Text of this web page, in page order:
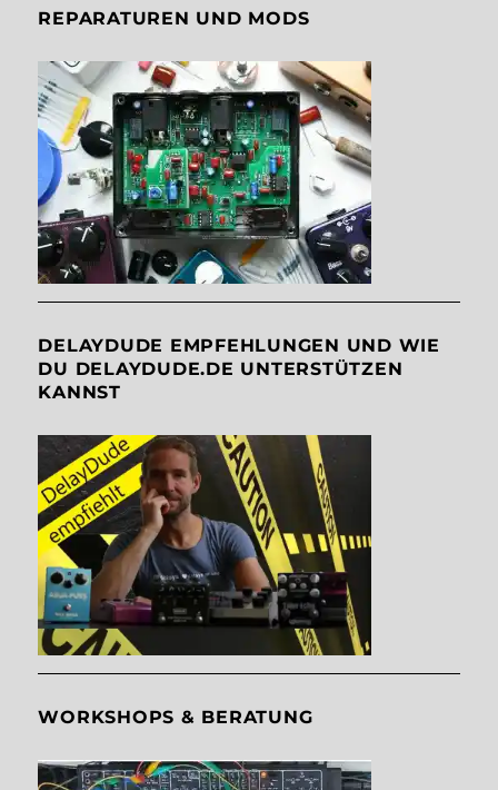
REPARATUREN UND MODS
DELAYDUDE EMPFEHLUNGEN UND WIE
DU DELAYDUDE.DE UNTERSTÜTZEN
KANNST
WORKSHOPS & BERATUNG